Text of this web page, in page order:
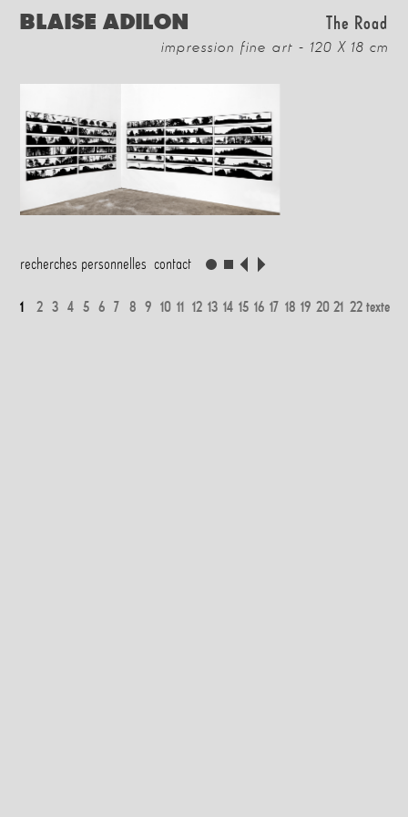
BLAISE ADILON The Road
impression fine art - 120 X 18 cm
recherches personnellescontact
1 2 3 4 5 6 7 8 9 10 11 12 13 14 15 16 17 18 19 20 21 22 texte